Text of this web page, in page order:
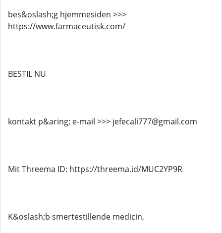
bes&oslash;g hjemmesiden >>>
https://www.farmaceutisk.com/
BESTIL NU
kontakt p&aring; e-mail >>> jefecali777@gmail.com
Mit Threema ID: https://threema.id/MUC2YP9R
K&oslash;b smertestillende medicin,